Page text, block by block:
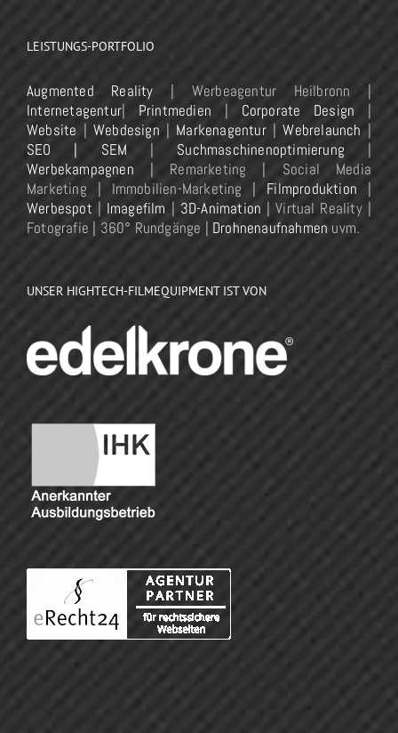
LEISTUNGS-PORTFOLIO
Augmented Reality | Werbeagentur Heilbronn |
Internetagentur| Printmedien | Corporate Design |
Website | Webdesign | Markenagentur|Webrelaunch |
SEO | SEM | Suchmaschinenoptimierung |
Werbekampagnen | Remarketing | Social Media
Marketing | Immobilien-Marketing | Filmproduktion |
Werbespot | Imagefilm | 3D-Animation | Virtual Reality |
Fotografie | 360° Rundgänge | Drohnenaufnahmen uvm.
UNSER HIGHTECH-FILMEQUIPMENT IST VON